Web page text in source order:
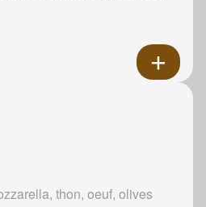
thon, oeuf, olives